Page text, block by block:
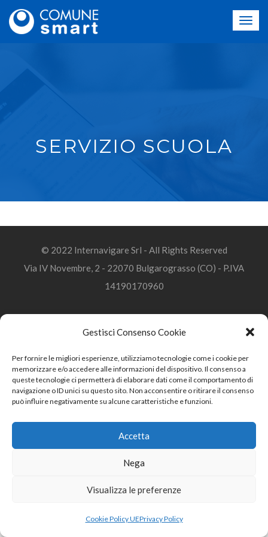
Gestisci Consenso Cookie
Per fornire le migliori esperienze, utilizziamo tecnologie come i cookie per
memorizzare e/o accedere alle informazioni del dispositivo. Il consenso a
queste tecnologie ci permetterà di elaborare dati come il comportamento di
navigazione o ID unici su questo sito. Non acconsentire o ritirare il consenso
può influire negativamente su alcune caratteristiche e funzioni.
Accetta
Nega
Visualizza le preferenze
Cookie Policy UEPrivacy Policy
SERVIZIO SCUOLA
© 2022 Internavigare Srl - All Rights Reserved
Via IV Novembre, 2 - 22070 Bulgarograsso (CO) - P.IVA
14190170960
Privacy Policy Cookie Policy
Privacy Policy